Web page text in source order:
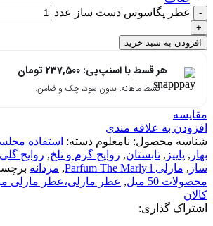
عطر پگاسوس دست ساز عدد
افزودن به سبد خرید
هر قسط با اسنپ‌پی: 237,500 تومان
۴ قسط ماهانه. بدون سود، چک و ضامن.
مقایسه
افزودن به علاقه مندی
شناسه محصول: نامعلوم دسته: استفاده
بهار , پاییز , تابستان, روایح گرم و تلخ, روایح
ساز , مارلی Parfum The Marly l , مردانه
محصولات 50 میل
, عطر مارلی،عطر مارلی
کالان
اشتراک گذاری: